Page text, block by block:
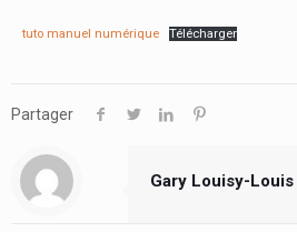
tuto manuel numérique Télécharger
Partager
Gary Louisy-Louis